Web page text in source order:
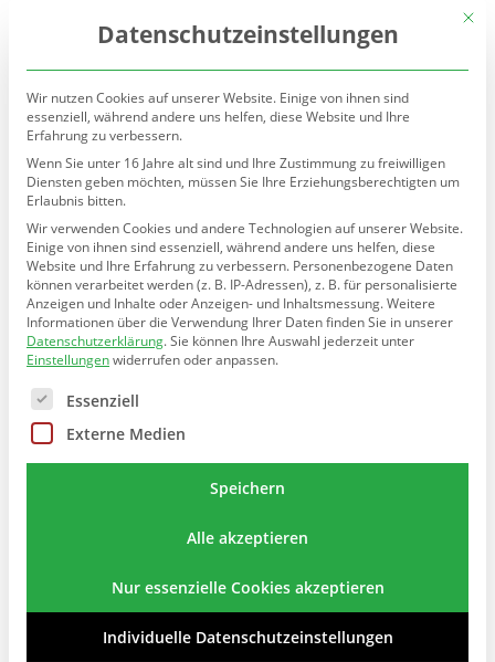
Seite wählen
Bemerkenswerte
Freizeitgestaltung
von
errichten. Wir sind begeistert und möchten das den
Mit
Datenschutzeinstellungen
Wir nutzen Cookies auf unserer Website. Einige von ihnen sind
essenziell, während andere uns helfen, diese Website und Ihre
Erfahrung zu verbessern.
Wenn Sie unter 16 Jahre alt sind und Ihre Zustimmung zu freiwilligen
Diensten geben möchten, müssen Sie Ihre Erziehungsberechtigten um
Erlaubnis bitten.
Wir verwenden Cookies und andere Technologien auf unserer Website.
Einige von ihnen sind essenziell, während andere uns helfen, diese
Website und Ihre Erfahrung zu verbessern. Personenbezogene Daten
können verarbeitet werden (z. B. IP-Adressen), z. B. für personalisierte
Anzeigen und Inhalte oder Anzeigen- und Inhaltsmessung.Weitere
Informationen über die Verwendung Ihrer Daten finden Sie in unserer
Datenschutzerklärung.Sie können Ihre Auswahl jederzeit unter
Einstellungenwiderrufen oder anpassen.
Es folgt eine Liste der Service-Gruppen, für die eine
Essenziell
Externe Medien
Speichern
Alle akzeptieren
Nur essenzielle Cookies akzeptieren
Individuelle Datenschutzeinstellungen